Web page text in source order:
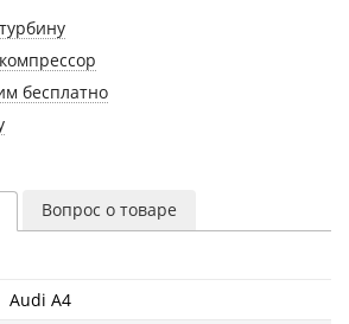
бесплатно
Вопрос о товаре
Audi A4